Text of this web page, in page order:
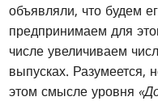
объявляли, что будем
предпринимаем для
числе увеличиваем
выпусках. Разумеется,
этом смысле уровня